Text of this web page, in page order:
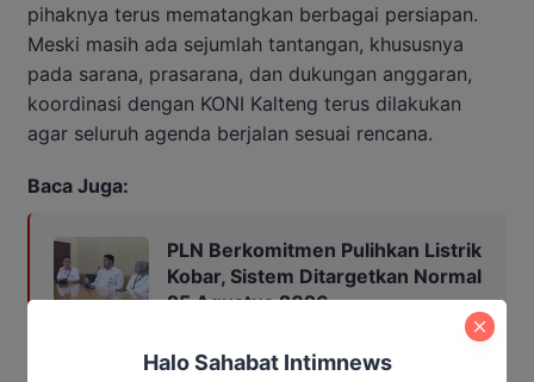
pihaknya terus mematangkan berbagai persiapan.
Meski masih ada sejumlah tantangan, khususnya
pada sarana, prasarana, dan dukungan anggaran,
koordinasi dengan KONI Kalteng terus dilakukan
agar seluruh agenda berjalan sesuai rencana.
Baca Juga:
PLN Berkomitmen Pulihkan Listrik
Kobar, Sistem Ditargetkan Normal
25 Agustus 2026
Halo Sahabat Intimnews